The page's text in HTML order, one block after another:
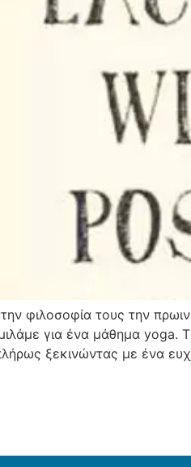
φιλοσοφία τους την
για ένα μάθημα yoga.
ξεκινώντας με ένα